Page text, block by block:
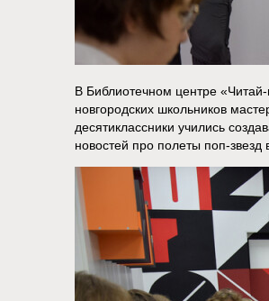
В Библиотечном центре
новгородских школьников
десятиклассники учились
новостей про полеты поп-